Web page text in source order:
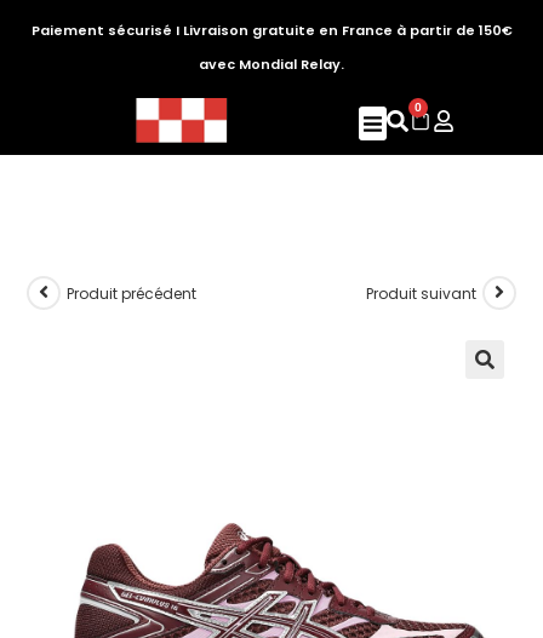
Paiement sécurisé I Livraison gratuite en France à partir de 150€
avec Mondial Relay.
0
Produit précédent Produit suivant